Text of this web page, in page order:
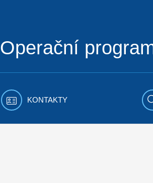
Operační
KONTAKTY